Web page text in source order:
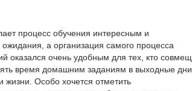
их преодолевать.
в успехе студентов и готовы помочь в
обучения. В то же время, я бы
чтобы сделать его более удобным
процесс обучения интересным и
а организация самого процесса
оказался очень удобным для тех, кто
время домашним заданиям в выходные
Особо хочется отметить